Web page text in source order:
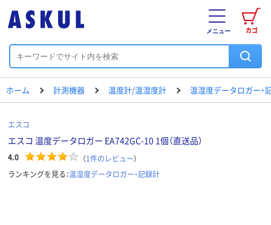
カゴ
メニュー
ホーム 計測機器 温度計/温湿度計 温湿度データロガー・
エスコ
エスコ 温度データロガー EA742GC-10 1個（直送品）
4.0 （1件のレビュー）
ランキングを見る：温湿度データロガー・記録計